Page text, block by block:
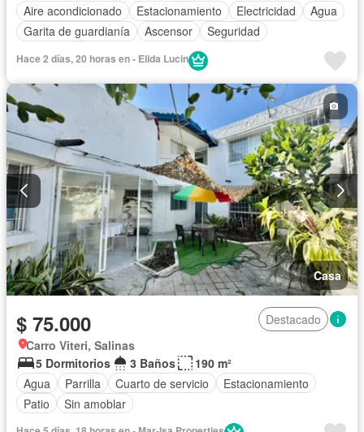
Aire acondicionado
Estacionamiento Electricidad
Agua
Garita de guardianía
Ascensor Seguridad
Hace 2 días, 20 horas en - Elida Lucin
Casa
$ 75.000
Destacado
Carro Viteri, Salinas
5 Dormitorios
3 Baños
190 m²
Agua
Parrilla Cuarto de servicio
Estacionamiento
Patio
Sin amoblar